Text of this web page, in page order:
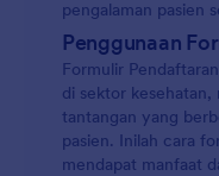
pengalaman pasien
Penggunaan
Formulir
di sektor
tantangan yang
pasien. Inilah cara
mendapat manfaat